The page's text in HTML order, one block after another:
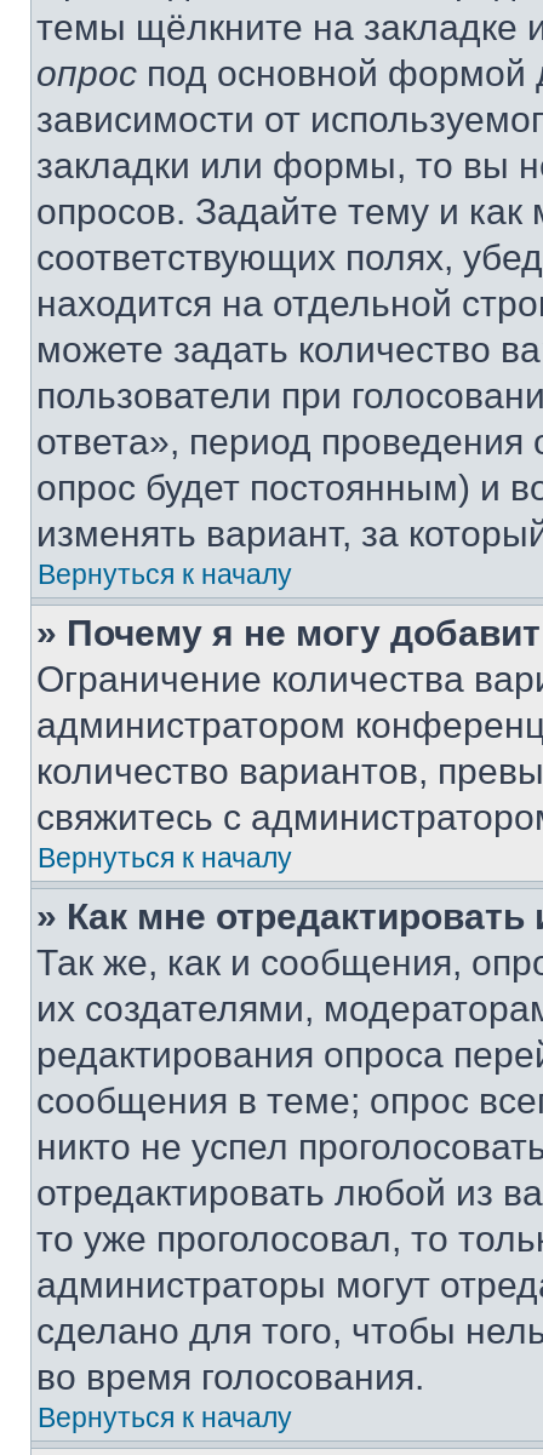
темы щёлкните на
опрос под основной формой
зависимости от
закладки или формы, то вы
опросов. Задайте тему и
соответствующих полях,
находится на отдельной
можете задать количество
пользователи при
ответа», период проведения
опрос будет постоянным) и
изменять вариант, за
Вернуться к началу
» Почему я не могу
Ограничение количества
администратором
количество вариантов,
свяжитесь с
Вернуться к началу
» Как мне
Так же, как и сообщения,
их создателями,
редактирования опроса
сообщения в теме; опрос
никто не успел
отредактировать любой из
то уже проголосовал, то
администраторы могут
сделано для того, чтобы
во время голосования.
Вернуться к началу